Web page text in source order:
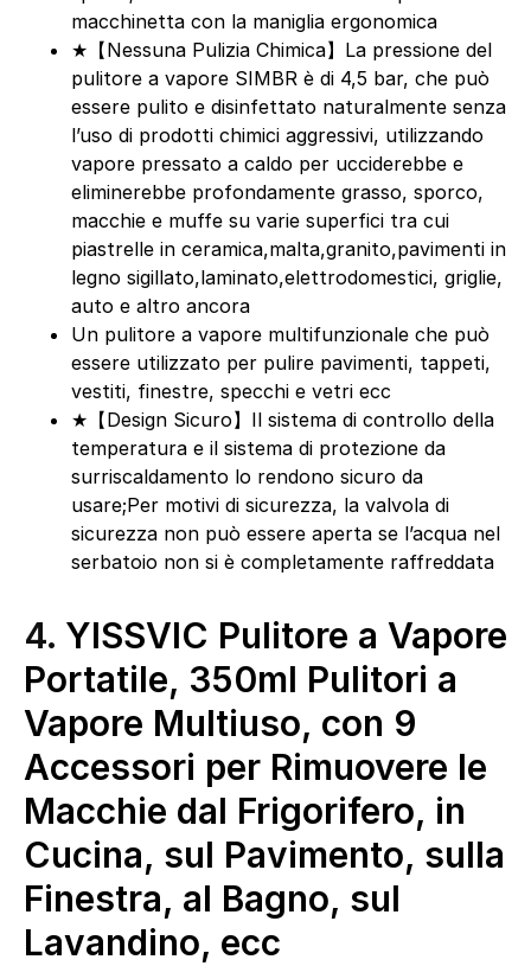
macchinetta con la maniglia ergonomica
★【Nessuna Pulizia Chimica】La pressione del
pulitore a vapore SIMBR è di 4,5 bar, che può
essere pulito e disinfettato naturalmente senza
l’uso di prodotti chimici aggressivi, utilizzando
vapore pressato a caldo per ucciderebbe e
eliminerebbe profondamente grasso, sporco,
macchie e muffe su varie superfici tra cui
piastrelle in ceramica,malta,granito,pavimenti in
legno sigillato,laminato,elettrodomestici, griglie,
auto e altro ancora
Un pulitore a vapore multifunzionale che può
essere utilizzato per pulire pavimenti, tappeti,
vestiti, finestre, specchi e vetri ecc
★【Design Sicuro】Il sistema di controllo della
temperatura e il sistema di protezione da
surriscaldamento lo rendono sicuro da
usare;Per motivi di sicurezza, la valvola di
sicurezza non può essere aperta se l’acqua nel
serbatoio non si è completamente raffreddata
4. YISSVIC Pulitore a Vapore
Portatile, 350ml Pulitori a
Vapore Multiuso, con 9
Accessori per Rimuovere le
Macchie dal Frigorifero, in
Cucina, sul Pavimento, sulla
Finestra, al Bagno, sul
Lavandino, ecc